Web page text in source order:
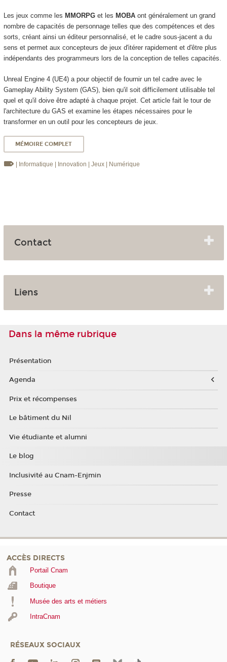
Les jeux comme les MMORPG et les MOBA ont généralement un grand
nombre de capacités de personnage telles que des compétences et des
sorts, créant ainsi un éditeur personnalisé, et le cadre sous-jacent a du
sens et permet aux concepteurs de jeux d'itérer rapidement et d'être plus
indépendants des programmeurs lors de la conception de telles capacités.
Unreal Engine 4 (UE4) a pour objectif de fournir un tel cadre avec le
Gameplay Ability System (GAS), bien qu'il soit difficilement utilisable tel
quel et qu'il doive être adapté à chaque projet. Cet article fait le tour de
l'architecture du GAS et examine les étapes nécessaires pour le
transformer en un outil pour les concepteurs de jeux.
MÉMOIRE COMPLET
| Informatique | Innovation | Jeux | Numérique
Contact
Liens
Dans la même rubrique
Présentation
Agenda
Prix et récompenses
Le bâtiment du Nil
Vie étudiante et alumni
Le blog
Inclusivité au Cnam-Enjmin
Presse
Contact
ACCÈS DIRECTS
Portail Cnam
Boutique
Musée des arts et métiers
IntraCnam
RÉSEAUX SOCIAUX